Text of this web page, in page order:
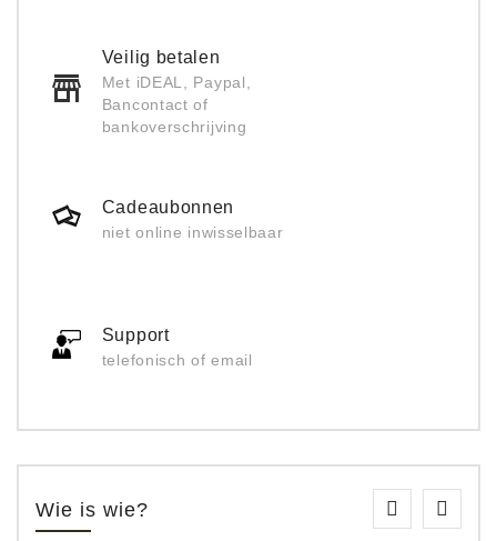
Veilig betalen
Met iDEAL, Paypal,
Bancontact of
bankoverschrijving
Cadeaubonnen
niet online inwisselbaar
Support
telefonisch of email
Wie is wie?